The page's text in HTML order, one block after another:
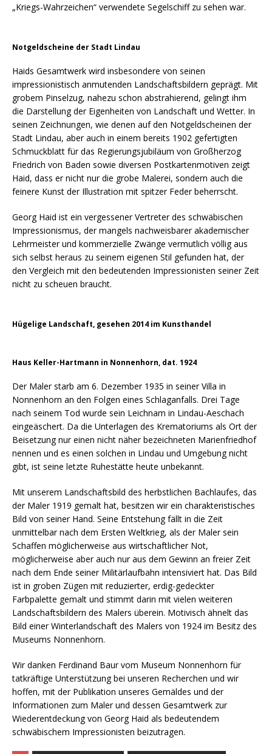
„Kriegs-Wahrzeichen“ verwendete Segelschiff zu sehen war.
Notgeldscheine der Stadt Lindau
Haids Gesamtwerk wird insbesondere von seinen
impressionistisch anmutenden Landschaftsbildern geprägt. Mit
grobem Pinselzug, nahezu schon abstrahierend, gelingt ihm
die Darstellung der Eigenheiten von Landschaft und Wetter. In
seinen Zeichnungen, wie denen auf den Notgeldscheinen der
Stadt Lindau, aber auch in einem bereits 1902 gefertigten
Schmuckblatt für das Regierungsjubiläum von Großherzog
Friedrich von Baden sowie diversen Postkartenmotiven zeigt
Haid, dass er nicht nur die grobe Malerei, sondern auch die
feinere Kunst der Illustration mit spitzer Feder beherrscht.
Georg Haid ist ein vergessener Vertreter des schwäbischen
Impressionismus, der mangels nachweisbarer akademischer
Lehrmeister und kommerzielle Zwänge vermutlich völlig aus
sich selbst heraus zu seinem eigenen Stil gefunden hat, der
den Vergleich mit den bedeutenden Impressionisten seiner Zeit
nicht zu scheuen braucht.
Hügelige Landschaft, gesehen 2014 im Kunsthandel
Haus Keller-Hartmann in Nonnenhorn, dat. 1924
Der Maler starb am 6. Dezember 1935 in seiner Villa in
Nonnenhorn an den Folgen eines Schlaganfalls. Drei Tage
nach seinem Tod wurde sein Leichnam in Lindau-Aeschach
eingeäschert. Da die Unterlagen des Krematoriums als Ort der
Beisetzung nur einen nicht näher bezeichneten Marienfriedhof
nennen und es einen solchen in Lindau und Umgebung nicht
gibt, ist seine letzte Ruhestätte heute unbekannt.
Mit unserem Landschaftsbild des herbstlichen Bachlaufes, das
der Maler 1919 gemalt hat, besitzen wir ein charakteristisches
Bild von seiner Hand. Seine Entstehung fällt in die Zeit
unmittelbar nach dem Ersten Weltkrieg, als der Maler sein
Schaffen möglicherweise aus wirtschaftlicher Not,
möglicherweise aber auch nur aus dem Gewinn an freier Zeit
nach dem Ende seiner Militärlaufbahn intensiviert hat. Das Bild
ist in groben Zügen mit reduzierter, erdig-gedeckter
Farbpalette gemalt und stimmt darin mit vielen weiteren
Landschaftsbildern des Malers überein. Motivisch ähnelt das
Bild einer Winterlandschaft des Malers von 1924 im Besitz des
Museums Nonnenhorn.
Wir danken Ferdinand Baur vom Museum Nonnenhorn für
tatkräftige Unterstützung bei unseren Recherchen und wir
hoffen, mit der Publikation unseres Gemäldes und der
Informationen zum Maler und dessen Gesamtwerk zur
Wiederentdeckung von Georg Haid als bedeutendem
schwäbischem Impressionisten beizutragen.